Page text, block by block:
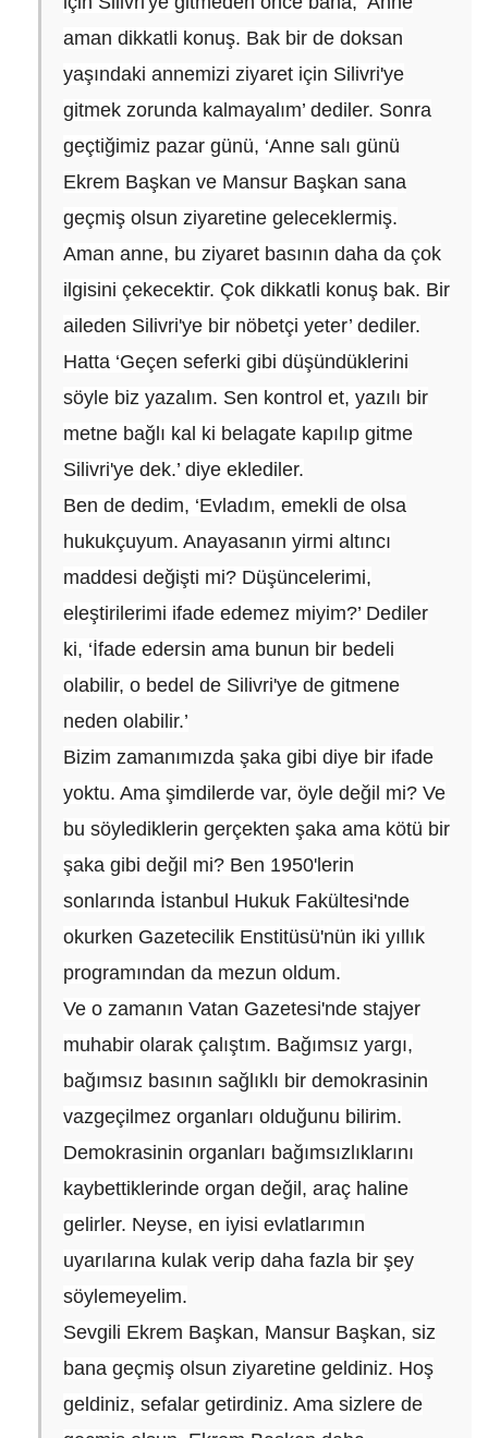
aman dikkatli konuş. Bak bir de doksan
yaşındaki annemizi ziyaret için Silivri'ye
gitmek zorunda kalmayalım’ dediler. Sonra
geçtiğimiz pazar günü, ‘Anne salı günü
Ekrem Başkan ve Mansur Başkan sana
geçmiş olsun ziyaretine geleceklermiş.
Aman anne, bu ziyaret basının daha da çok
ilgisini çekecektir. Çok dikkatli konuş bak. Bir
aileden Silivri'ye bir nöbetçi yeter’ dediler.
Hatta ‘Geçen seferki gibi düşündüklerini
söyle biz yazalım. Sen kontrol et, yazılı bir
metne bağlı kal ki belagate kapılıp gitme
Silivri'ye dek.’ diye eklediler.
Ben de dedim, ‘Evladım, emekli de olsa
hukukçuyum. Anayasanın yirmi altıncı
maddesi değişti mi? Düşüncelerimi,
eleştirilerimi ifade edemez miyim?’ Dediler
ki, ‘İfade edersin ama bunun bir bedeli
olabilir, o bedel de Silivri'ye de gitmene
neden olabilir.’
Bizim zamanımızda şaka gibi diye bir ifade
yoktu. Ama şimdilerde var, öyle değil mi? Ve
bu söylediklerin gerçekten şaka ama kötü bir
şaka gibi değil mi? Ben 1950'lerin
sonlarında İstanbul Hukuk Fakültesi'nde
okurken Gazetecilik Enstitüsü'nün iki yıllık
programından da mezun oldum.
Ve o zamanın Vatan Gazetesi'nde stajyer
muhabir olarak çalıştım. Bağımsız yargı,
bağımsız basının sağlıklı bir demokrasinin
vazgeçilmez organları olduğunu bilirim.
Demokrasinin organları bağımsızlıklarını
kaybettiklerinde organ değil, araç haline
gelirler. Neyse, en iyisi evlatlarımın
uyarılarına kulak verip daha fazla bir şey
söylemeyelim.
Sevgili Ekrem Başkan, Mansur Başkan, siz
bana geçmiş olsun ziyaretine geldiniz. Hoş
geldiniz, sefalar getirdiniz. Ama sizlere de